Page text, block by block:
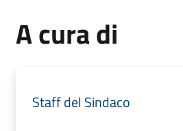
A cura di
Staff del Sindaco